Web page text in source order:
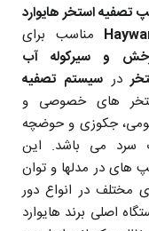
تصفیه استخر هایوارد
مناسب برای
و سیرکوله آب
در سیستم تصفیه
های خصوصی و
جکوزی و حوضچه
سرد می باشد. این
های در مدلها و توان
مختلف در انواع دور
اصلی برند هایوارد